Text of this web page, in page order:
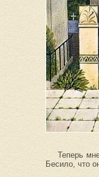
Теперь
Бесило, что